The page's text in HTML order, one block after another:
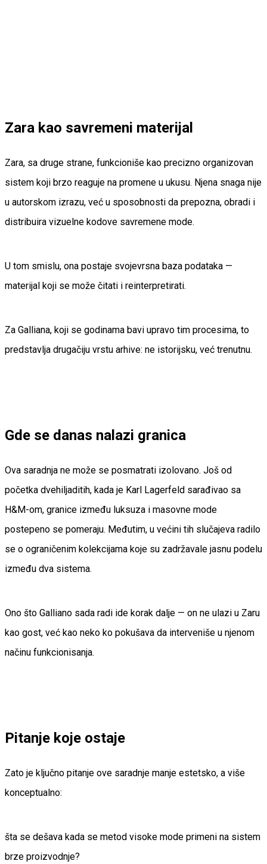
Zara kao savremeni materijal
Zara, sa druge strane, funkcioniše kao precizno organizovan
sistem koji brzo reaguje na promene u ukusu. Njena snaga nije
u autorskom izrazu, već u sposobnosti da prepozna, obradi i
distribuira vizuelne kodove savremene mode.
U tom smislu, ona postaje svojevrsna baza podataka —
materijal koji se može čitati i reinterpretirati.
Za Galliana, koji se godinama bavi upravo tim procesima, to
predstavlja drugačiju vrstu arhive: ne istorijsku, već trenutnu.
Gde se danas nalazi granica
Ova saradnja ne može se posmatrati izolovano. Još od
početka dvehiljaditih, kada je Karl Lagerfeld sarađivao sa
H&M-om, granice između luksuza i masovne mode
postepeno se pomeraju. Međutim, u većini tih slučajeva radilo
se o ograničenim kolekcijama koje su zadržavale jasnu podelu
između dva sistema.
Ono što Galliano sada radi ide korak dalje — on ne ulazi u Zaru
kao gost, već kao neko ko pokušava da interveniše u njenom
načinu funkcionisanja.
Pitanje koje ostaje
Zato je ključno pitanje ove saradnje manje estetsko, a više
konceptualno:
šta se dešava kada se metod visoke mode primeni na sistem
brze proizvodnje?